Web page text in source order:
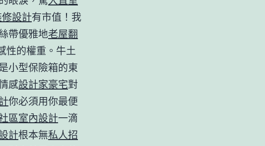
設計有市值！我
帶優雅地老屋翻
性的權重。牛土
小型保險箱的東
感設計家豪宅對
你必須用你最便
區室內設計一滴
計根本無私人招